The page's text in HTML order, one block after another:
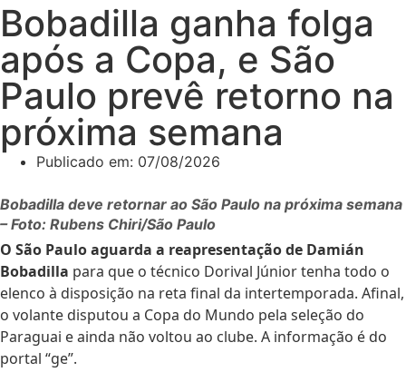
Bobadilla ganha folga
após a Copa, e São
Paulo prevê retorno na
próxima semana
Publicado em: 07/08/2026
Bobadilla deve retornar ao São Paulo na próxima semana
– Foto: Rubens Chiri/São Paulo
O São Paulo aguarda a reapresentação de Damián
Bobadilla para que o técnico Dorival Júniortenha todo o
elenco à disposição na reta final da intertemporada. Afinal,
o volante disputou a Copa do Mundo pela seleção do
Paraguai e ainda não voltou ao clube. A informação é do
portal “ge”.